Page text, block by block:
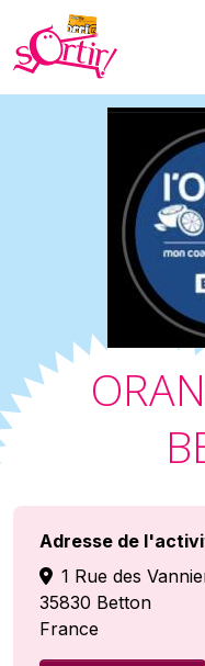
Adresse de
1 Rue des
35830 Betton
France